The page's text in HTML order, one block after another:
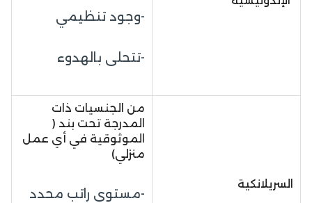
-وجود تنظيمي
-تتحلى بالهدوء
السريلانكية
من الجنسيات ذات
المدرجة تحت بند (
الموثوقية في أي عمل
منزلي)
-مستوى راتب محدد